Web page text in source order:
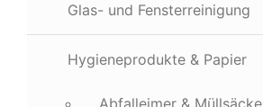
Glas- und Fensterreinigung
Hygieneprodukte & Papier
Abfalleimer & Müllsäcke